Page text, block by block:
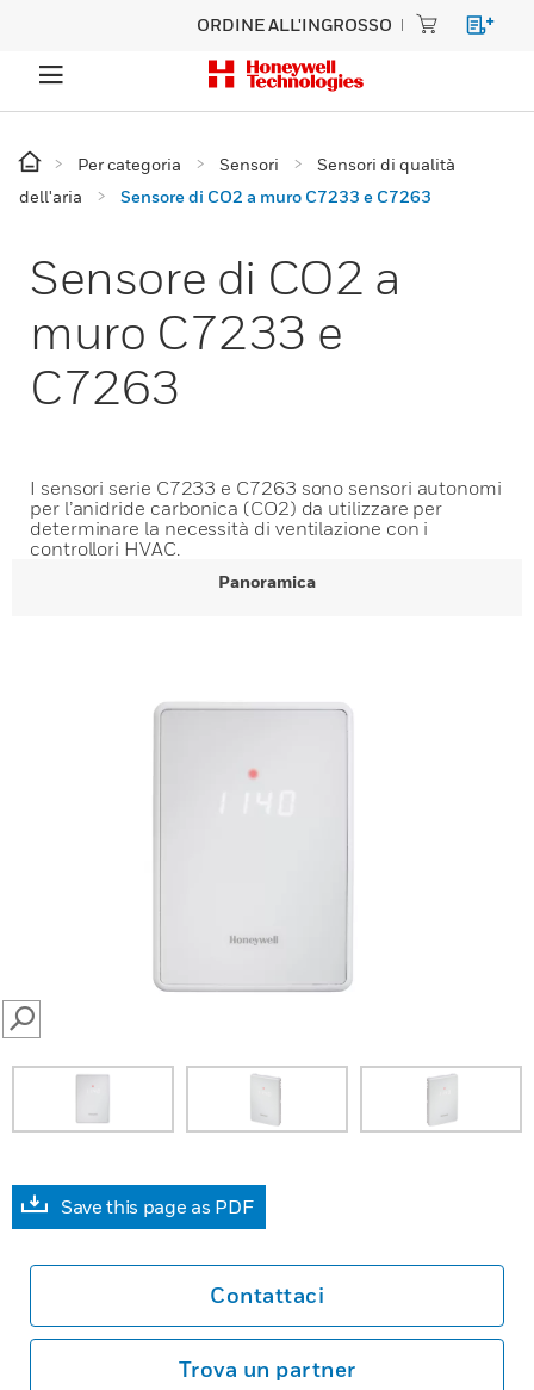
ORDINE ALL'INGROSSO
Per categoria Sensori
Sensori di qualità
dell'aria
Sensore di CO2 a muro C7233 e C7263
Sensore di CO2 a
muro C7233 e
C7263
I sensori serie C7233 e C7263 sono sensori autonomi
per l’anidride carbonica (CO2) da utilizzare per
determinare la necessità di ventilazione con i
controllori HVAC.
Panoramica
SEARCH
Save this page as PDF
Contattaci
Trova un partner